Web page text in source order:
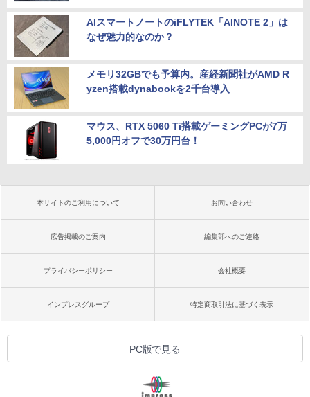
AIスマートノートのiFLYTEK「AINOTE 2」は
なぜ魅力的なのか？
メモリ32GBでも予算内。産経新聞社がAMD R
yzen搭載dynabookを2千台導入
マウス、RTX 5060 Ti搭載ゲーミングPCが7万
5,000円オフで30万円台！
本サイトのご利用について お問い合わせ
広告掲載のご案内 編集部へのご連絡
プライバシーポリシー 会社概要
インプレスグループ 特定商取引法に基づく表示
PC版で見る